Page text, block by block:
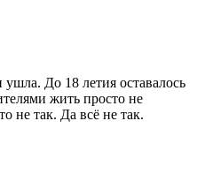
До 18 летия оставалось
жить просто не
не так. Да всё не так.